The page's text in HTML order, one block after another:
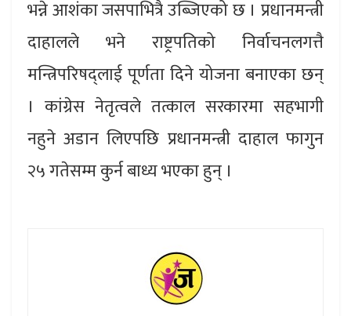
भन्ने आशंका जसपाभित्रै उब्जिएको छ । प्रधानमन्त्री
दाहालले भने राष्ट्रपतिको निर्वाचनलगत्तै
मन्त्रिपरिषद्लाई पूर्णता दिने योजना बनाएका छन्
। कांग्रेस नेतृत्वले तत्काल सरकारमा सहभागी
नहुने अडान लिएपछि प्रधानमन्त्री दाहाल फागुन
२५ गतेसम्म कुर्न बाध्य भएका हुन् ।